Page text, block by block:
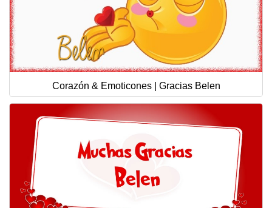
Corazón & Emoticones | Gracias Belen